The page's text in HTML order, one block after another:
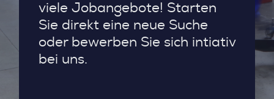
viele Jobangebote! Starten
Sie direkt eine neue Suche
oder bewerben Sie sich intiativ
bei uns.